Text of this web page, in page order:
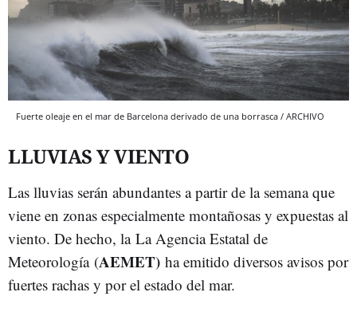
Fuerte oleaje en el mar de Barcelona derivado de una borrasca / ARCHIVO
LLUVIAS Y VIENTO
Las lluvias serán abundantes a partir de la semana que
viene en zonas especialmente montañosas y expuestas al
viento. De hecho, la La Agencia Estatal de
Meteorología (AEMET) ha emitido diversos avisos por
fuertes rachas y por el estado del mar.